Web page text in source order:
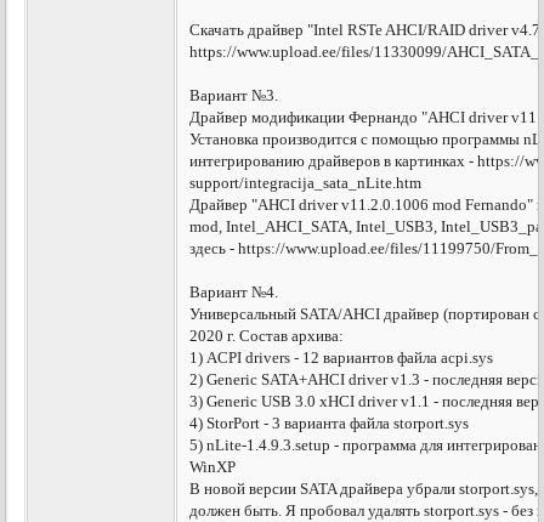
Скачать драйвер "Intel RSTe AHCI/RAID driver
https://www.upload.ee/files/11330099/
Вариант №3.
Драйвер модификации Фернандо "AHCI driver
Установка производится с помощью программы
интегрированию драйверов в картинках - https://
support/integracija_sata_nLite.htm
Драйвер "AHCI driver v11.2.0.1006 mod Fernando"
mod, Intel_AHCI_SATA, Intel_USB3,
здесь - https://www.upload.ee/files/11199750/
Вариант №4.
Универсальный SATA/AHCI драйвер (портирован
2020 г. Состав архива:
1) ACPI drivers - 12 вариантов файла acpi.sys
2) Generic SATA+AHCI driver v1.3 - последняя
3) Generic USB 3.0 xHCI driver v1.1 - последняя
4) StorPort - 3 варианта файла storport.sys
5) nLite-1.4.9.3.setup - программа для
WinXP
В новой версии SATA драйвера убрали
должен быть. Я пробовал удалять storport.sys - без